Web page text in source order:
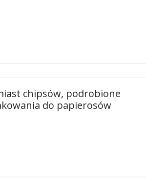
chipsów, podrobione
do papierosów